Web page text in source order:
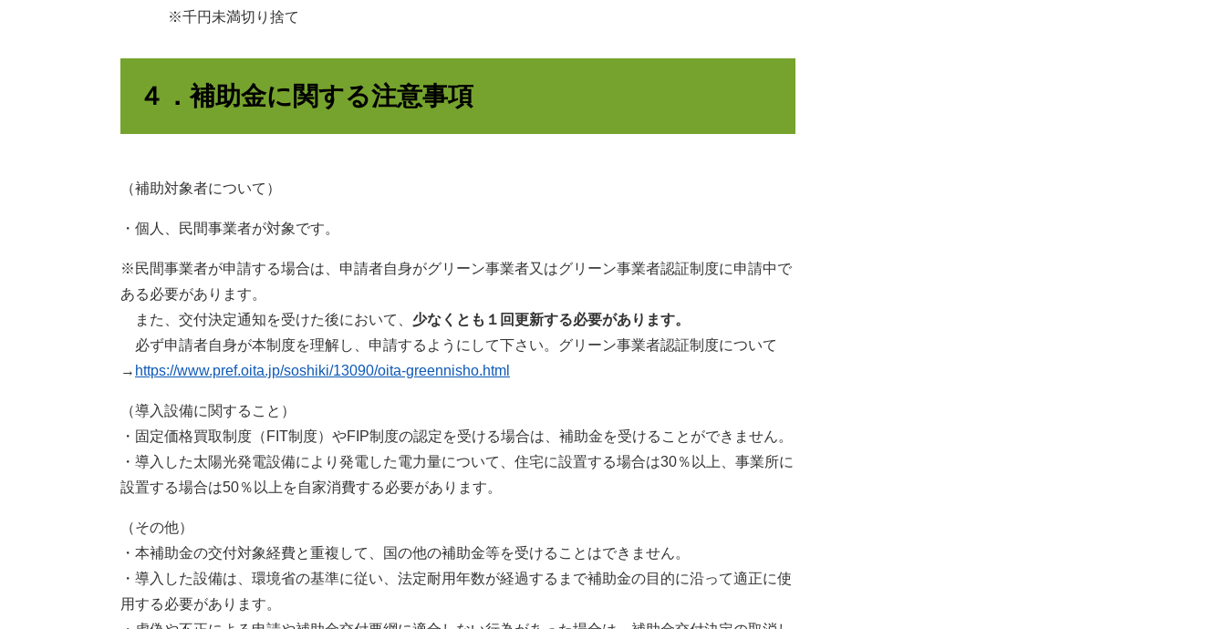
※千円未満切り捨て
４．補助金に関する注意事項
（補助対象者について）
・個人、民間事業者が対象です。
※民間事業者が申請する場合は、申請者自身がグリーン事業者又はグリーン事業者認証制度に申請中で
ある必要があります。
また、交付決定通知を受けた後において、 少なくとも１回更新する必要があります。
​必ず申請者自身が本制度を理解し、申請するようにして下さい。グリーン事業者認証制度について
→ https://www.pref.oita.jp/soshiki/13090/oita-greennisho.html
（導入設備に関すること）
・固定価格買取制度（FIT制度）やFIP制度の認定を受ける場合は、補助金を受けることができません。
・導入した太陽光発電設備により発電した電力量について、住宅に設置する場合は30％以上、事業所に
設置する場合は50％以上を自家消費する必要があります。
（その他）
・本補助金の交付対象経費と重複して、国の他の補助金等を受けることはできません。
・導入した設備は、環境省の基準に従い、法定耐用年数が経過するまで補助金の目的に沿って適正に使
用する必要があります。